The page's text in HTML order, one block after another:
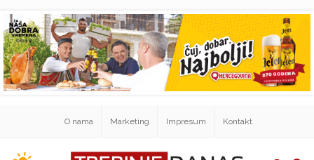
O nama Marketing Impresum Kontakt